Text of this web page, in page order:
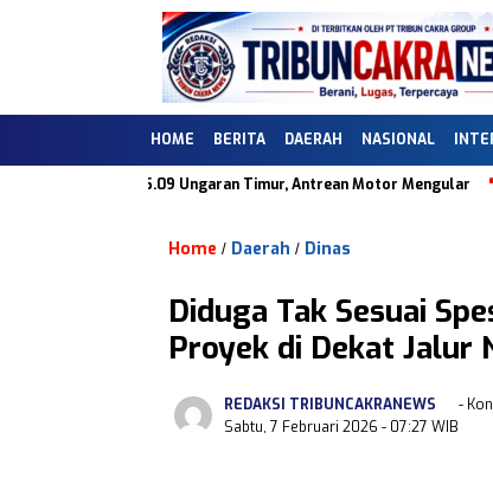
HOME BERITA DAERAH NASIONAL
di SPBU 44.505.09 Ungaran Timur, Antrean Motor Mengular
Home / Daerah / Dinas
Diduga Tak Sesuai
Proyek di Dekat Jalur
REDAKSI TRIBUNCAKRANEWS
-
Sabtu, 7 Februari 2026 - 07:27 WIB